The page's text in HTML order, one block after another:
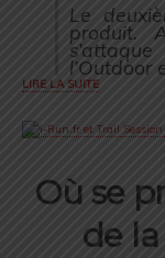
Le
produit.
l’Outdoor
LIRE LA SUITE
Où se
de